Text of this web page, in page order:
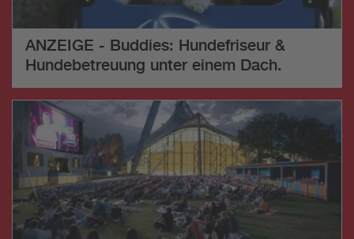
ANZEIGE - Buddies: Hundefriseur &
Hundebetreuung unter einem Dach.